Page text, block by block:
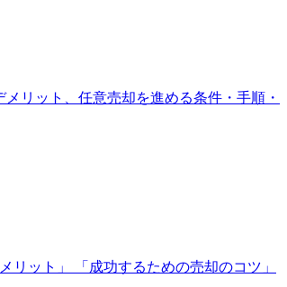
リット、任意売却を進める条件・手順・
ット」 「成功するための売却のコツ」